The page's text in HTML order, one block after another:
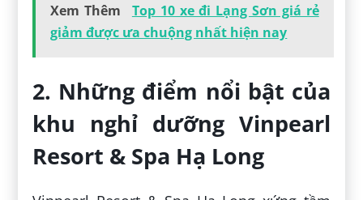
Xem Thêm
Top 10 xe đi Lạng Sơn giá rẻ
giảm được ưa chuộng nhất hiện nay
2. Những điểm nổi bật của
khu nghỉ dưỡng Vinpearl
Resort & Spa Hạ Long